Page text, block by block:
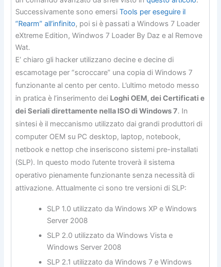
Successivamente sono emersiTools per eseguire il
“Rearm” all’infinito, poi si è passati a Windows 7 Loader
eXtreme Edition, Windwos 7 Loader By Daz e al Remove
Wat.
E’ chiaro gli hacker utilizzano decine e decine di
escamotage per “scroccare” una copia di Windows 7
funzionante al cento per cento. L’ultimo metodo messo
in pratica è l’inserimento dei Loghi OEM, dei Certificati e
dei Seriali direttamente nella ISO di Windows 7. In
sintesi è il meccanismo utilizzato dai grandi produttori di
computer OEM su PC desktop, laptop, notebook,
netbook e nettop che inseriscono sistemi pre-installati
(SLP). In questo modo l’utente troverà il sistema
operativo pienamente funzionante senza necessità di
attivazione. Attualmente ci sono tre versioni di SLP:
SLP 1.0 utilizzato da Windows XP e Windows
Server 2008
SLP 2.0 utilizzato da Windows Vista e
Windows Server 2008
SLP 2.1 utilizzato da Windows 7 e Windows